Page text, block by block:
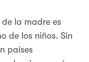
la madre es
de los niños. Sin
países